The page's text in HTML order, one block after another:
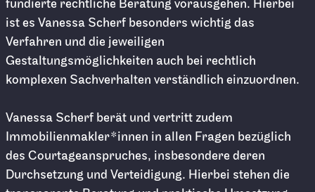
fundierte rechtliche Beratung vorausgehen. Hierbei
ist es Vanessa Scherf besonders wichtig das
Verfahren und die jeweiligen
Gestaltungsmöglichkeiten auch bei rechtlich
komplexen Sachverhalten verständlich einzuordnen.
Vanessa Scherf berät und vertritt zudem
Immobilienmakler*innen in allen Fragen bezüglich
des Courtageanspruches, insbesondere deren
Durchsetzung und Verteidigung. Hierbei stehen die